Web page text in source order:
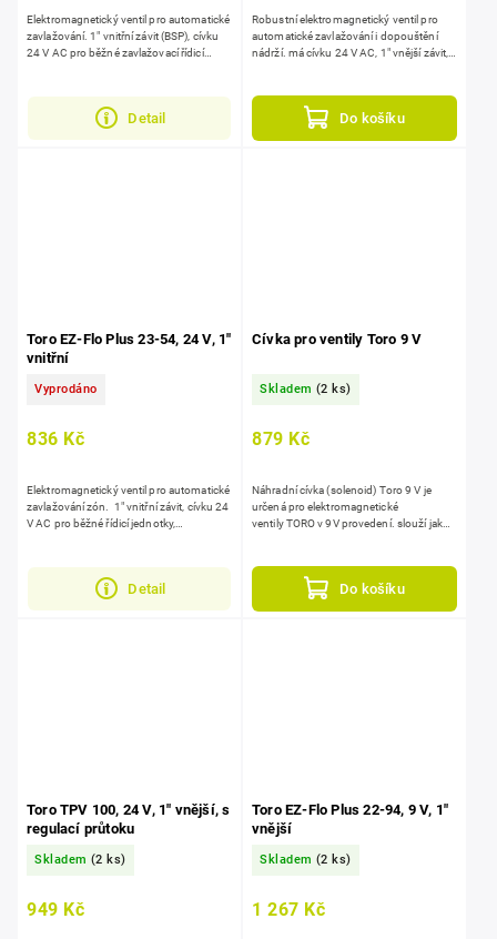
Detail
Elektromagnetický ventil pro automatické
zavlažování. 1" vnitřní závit (BSP), cívku
24 V AC pro běžné zavlažovací řídicí
Do košíku
Robustní elektromagnetický ventil pro
automatické zavlažování i dopouštění
nádrží. má cívku 24 V AC, 1" vnější závit,
Toro EZ-Flo Plus 23-54, 24 V, 1"
vnitřní
Vyprodáno
836 Kč
Detail
Elektromagnetický ventil pro automatické
zavlažování zón. 1" vnitřní závit, cívku 24
V AC pro běžné řídicí jednotky,
Cívka pro ventily Toro 9 V
Skladem (2 ks)
879 Kč
Do košíku
Náhradní cívka (solenoid) Toro 9 V je
určená pro elektromagnetické
ventily TORO v 9V provedení. slouží jako
Toro TPV 100, 24 V, 1" vnější, s
regulací průtoku
Skladem (2 ks)
949 Kč
Toro EZ-Flo Plus 22-94, 9 V, 1"
vnější
Skladem (2 ks)
1 267 Kč